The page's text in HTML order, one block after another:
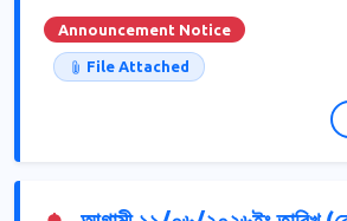
Announcement Notice
File Attached